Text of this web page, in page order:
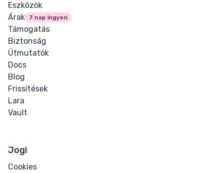
Text Transform
White Space
Word Break
Word Spacing
Transform
Rotate
Skew
Eszközök
Árak
7 nap ingyen
Támogatás
Biztonság
Útmutatók
Docs
Blog
Frissítések
Lara
Vault
Jogi
Cookies